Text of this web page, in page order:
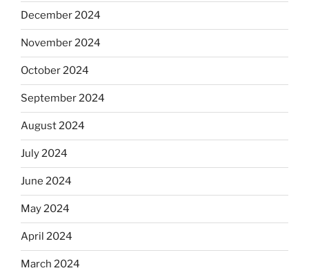
December 2024
November 2024
October 2024
September 2024
August 2024
July 2024
June 2024
May 2024
April 2024
March 2024